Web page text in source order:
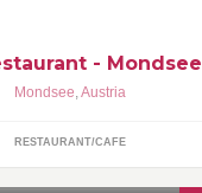
- Mondsee
Mondsee,Austria
RESTAURANT/CAFE